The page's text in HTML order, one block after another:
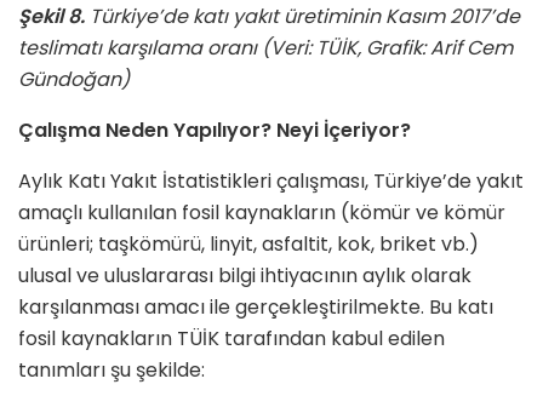
Şekil 8. Türkiye’de katı yakıt üretiminin Kasım 2017’de
teslimatı karşılama oranı (Veri: TÜİK, Grafik: Arif Cem
Gündoğan)
Çalışma Neden Yapılıyor? Neyi İçeriyor?
Aylık Katı Yakıt İstatistikleri çalışması, Türkiye’de yakıt
amaçlı kullanılan fosil kaynakların (kömür ve kömür
ürünleri; taşkömürü, linyit, asfaltit, kok, briket vb.)
ulusal ve uluslararası bilgi ihtiyacının aylık olarak
karşılanması amacı ile gerçekleştirilmekte. Bu katı
fosil kaynakların TÜİK tarafından kabul edilen
tanımları şu şekilde: